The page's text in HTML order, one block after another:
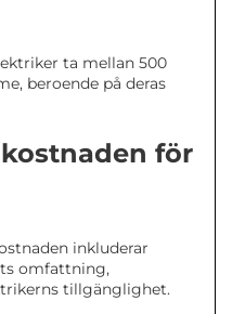
ta mellan 500
beroende på deras
för
inkluderar
omfattning,
tillgänglighet.